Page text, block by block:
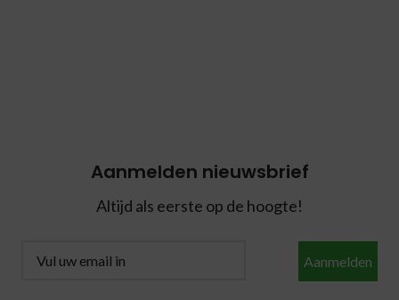
Aanmelden nieuwsbrief
Altijd als eerste op de hoogte!
Aanmelden